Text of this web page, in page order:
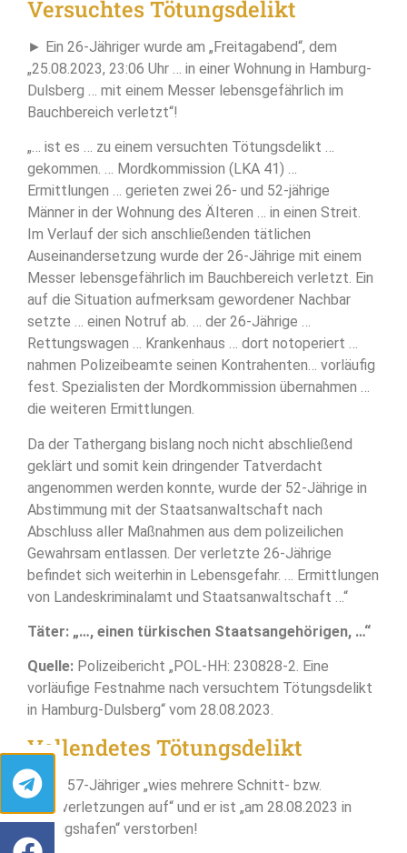
Versuchtes Tötungsdelikt
► Ein 26-Jähriger wurde am „Freitagabend“, dem
„25.08.2023, 23:06 Uhr … in einer Wohnung in Hamburg-
Dulsberg … mit einem Messer lebensgefährlich im
Bauchbereich verletzt“!
„… ist es … zu einem versuchten Tötungsdelikt …
gekommen. … Mordkommission (LKA 41) …
Ermittlungen … gerieten zwei 26- und 52-jährige
Männer in der Wohnung des Älteren … in einen Streit.
Im Verlauf der sich anschließenden tätlichen
Auseinandersetzung wurde der 26-Jährige mit einem
Messer lebensgefährlich im Bauchbereich verletzt. Ein
auf die Situation aufmerksam gewordener Nachbar
setzte … einen Notruf ab. … der 26-Jährige …
Rettungswagen … Krankenhaus … dort notoperiert …
nahmen Polizeibeamte seinen Kontrahenten… vorläufig
fest. Spezialisten der Mordkommission übernahmen …
die weiteren Ermittlungen.
Da der Tathergang bislang noch nicht abschließend
geklärt und somit kein dringender Tatverdacht
angenommen werden konnte, wurde der 52-Jährige in
Abstimmung mit der Staatsanwaltschaft nach
Abschluss aller Maßnahmen aus dem polizeilichen
Gewahrsam entlassen. Der verletzte 26-Jährige
befindet sich weiterhin in Lebensgefahr. … Ermittlungen
von Landeskriminalamt und Staatsanwaltschaft …“
Täter: „…, einen türkischen Staatsangehörigen, …“
Quelle: Polizeibericht „POL-HH: 230828-2. Eine
vorläufige Festnahme nach versuchtem Tötungsdelikt
in Hamburg-Dulsberg“ vom 28.08.2023.
Vollendetes Tötungsdelikt
► Ein 57-Jähriger „wies mehrere Schnitt- bzw.
Stichverletzungen auf“ und er ist „am 28.08.2023 in
Ludwigshafen“ verstorben!